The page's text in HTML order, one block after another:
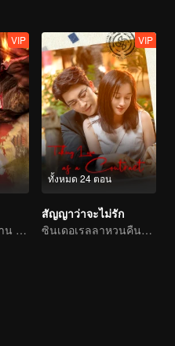
VIP
วาสนาเกิดในรั้วบ้าน รักสลายที่ตำหนักบูรพา
ทั้งหมด 24 ตอน
VIP
สัญญาว่าจะไม่รัก
ซินเดอเรลลาหวนคืนสู่ตระกูลไฮโซพบกับท่านประธานเผด็จการเจ้าแผนการ